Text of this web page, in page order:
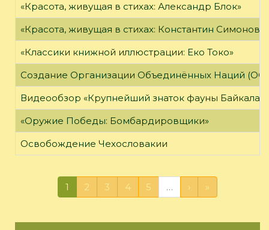
«Красота, живущая в стихах: Александр Блок»
«Красота, живущая в стихах: Константин Симонов»
«Классики книжной иллюстрации: Еко Токо»
Создание Организации Объединённых Наций
Видеообзор «Крупнейший знаток фауны Байкала»
«Оружие Победы: Бомбардировщики»
Освобождение Чехословакии
1 2 3 4 5 … › »